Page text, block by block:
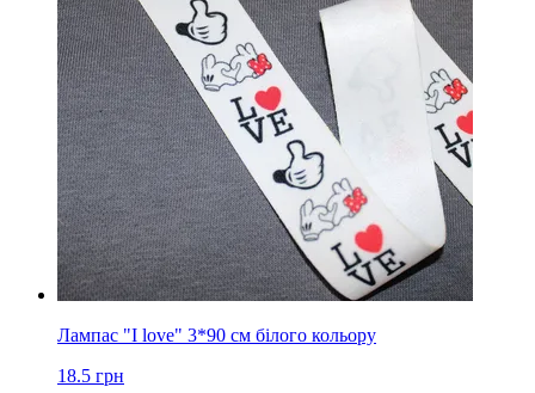
Лампас "I love" 3*90 см білого кольору
18.5 грн